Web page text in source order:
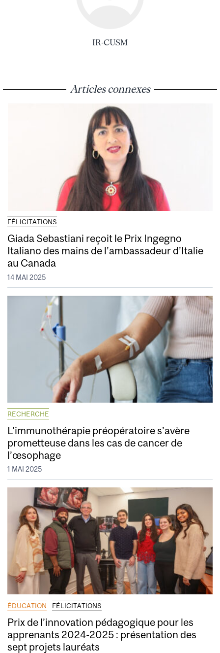
IR-CUSM
Articles connexes
FÉLICITATIONS
Giada Sebastiani reçoit le Prix Ingegno
Italiano des mains de l’ambassadeur d’Italie
au Canada
14 MAI 2025
RECHERCHE
L’immunothérapie préopératoire s’avère
prometteuse dans les cas de cancer de
l’œsophage
1 MAI 2025
ÉDUCATION FÉLICITATIONS
Prix de l’innovation pédagogique pour les
apprenants 2024-2025 : présentation des
sept projets lauréats